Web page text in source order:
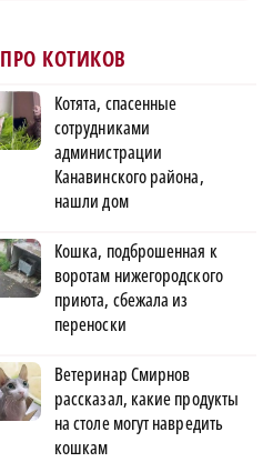
ПРО КОТИКОВ
Котята, спасенные
сотрудниками
администрации
Канавинского района,
нашли дом
Кошка, подброшенная к
воротам нижегородского
приюта, сбежала из
переноски
Ветеринар Смирнов
рассказал, какие продукты
на столе могут навредить
кошкам